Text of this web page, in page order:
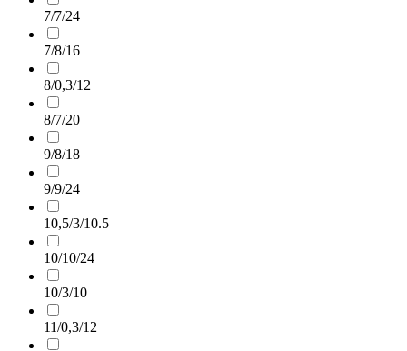
7/7/24
7/8/16
8/0,3/12
8/7/20
9/8/18
9/9/24
10,5/3/10.5
10/10/24
10/3/10
11/0,3/12